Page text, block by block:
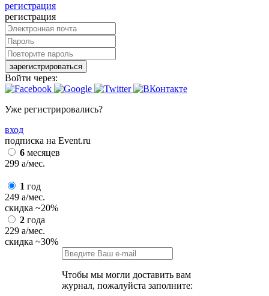
регистрация
регистрация
зарегистрироваться
Войти через:
Уже регистрировались?
вход
подписка на Event.ru
6 месяцев
299 a/мес.
1 год
249 a/мес.
скидка ~20%
2 года
229 a/мес.
скидка ~30%
Чтобы мы могли доставить вам
журнал, пожалуйста заполните: